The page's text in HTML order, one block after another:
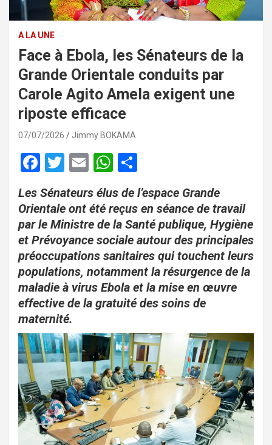
A LA UNE
Face à Ebola, les Sénateurs de la
Grande Orientale conduits par
Carole Agito Amela exigent une
riposte efficace
07/07/2026 Jimmy BOKAMA
F
ce
b
o
o
k
T
tt
er
E
m
ail
W
at
s
A
p
p
ar
ta
g
er
Les Sénateurs élus de l’espace Grande
Orientale ont été reçus en séance de travail
par le Ministre de la Santé publique, Hygiène
et Prévoyance sociale autour des principales
préoccupations sanitaires qui touchent leurs
populations, notamment la résurgence de la
maladie à virus Ebola et la mise en œuvre
effective de la gratuité des soins de
maternité.